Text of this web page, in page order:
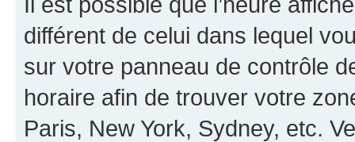
différent de celui dans lequel
sur votre panneau de contrôle
horaire afin de trouver votre
Paris, New York, Sydney, etc.